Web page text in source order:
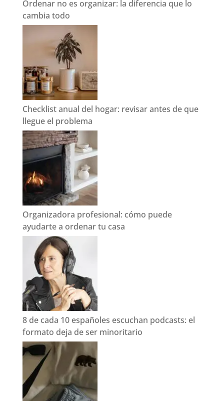
Ordenar no es organizar: la diferencia que lo
cambia todo
Checklist anual del hogar: revisar antes de que
llegue el problema
Organizadora profesional: cómo puede
ayudarte a ordenar tu casa
8 de cada 10 españoles escuchan podcasts: el
formato deja de ser minoritario